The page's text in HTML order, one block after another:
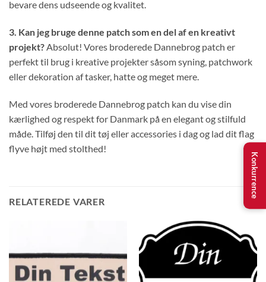
bevare dens udseende og kvalitet.
3. Kan jeg bruge denne patch som en del af en kreativt
projekt?Absolut! Vores broderede Dannebrog patch er
perfekt til brug i kreative projekter såsom syning, patchwork
eller dekoration af tasker, hatte og meget mere.
Med vores broderede Dannebrog patch kan du vise din
kærlighed og respekt for Danmark på en elegant og stilfuld
måde. Tilføj den til dit tøj eller accessories i dag og lad dit flag
flyve højt med stolthed!
RELATEREDE VARER
Konkurrence